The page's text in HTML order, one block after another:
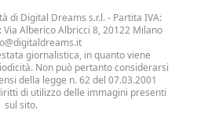
di Digital Dreams s.r.l.- Partita IVA:
Via Alberico Albricci 8, 20122 Milano
giornalistica, in quanto viene
Non può pertanto considerarsi
della legge n. 62 del 07.03.2001
di utilizzo delle immagini presenti
sul sito.